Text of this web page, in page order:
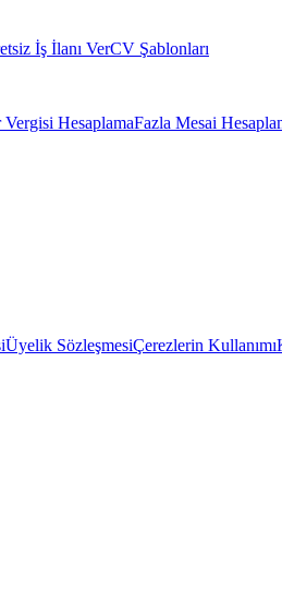
İş İlanı VerCV Şablonları
HesaplamaFazla Mesai
Üyelik SözleşmesiÇerezlerin Kullanımı